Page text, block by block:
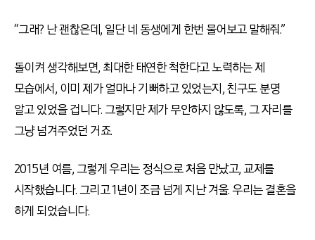
“그래? 난 괜찮은데, 일단 네 동생에게 한번 물어보고 말해줘.”
돌이켜 생각해보면, 최대한 태연한 척한다고 노력하는 제
모습에서, 이미 제가 얼마나 기뻐하고 있었는지, 친구도 분명
알고 있었을 겁니다. 그렇지만 제가 무안하지 않도록, 그 자리를
그냥 넘겨주었던 거죠.
2015년 여름, 그렇게 우리는 정식으로 처음 만났고, 교제를
시작했습니다. 그리고 1년이 조금 넘게 지난 겨울. 우리는 결혼을
하게 되었습니다.